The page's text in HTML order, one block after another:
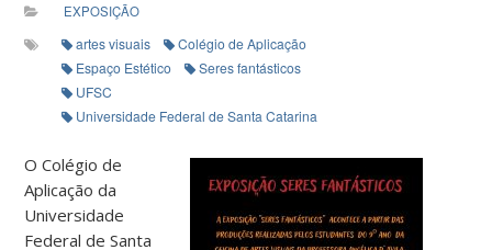
EXPOSIÇÃO
artes visuais
Colégio de Aplicação
Espaço Estético
Seres fantásticos
UFSC
Universidade Federal de Santa Catarina
O Colégio de
Aplicação da
Universidade
Federal de Santa